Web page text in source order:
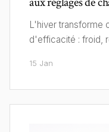
L'hiver transforme
d'efficacité : froid,
15 Jan